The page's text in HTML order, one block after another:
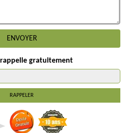
gratuitement